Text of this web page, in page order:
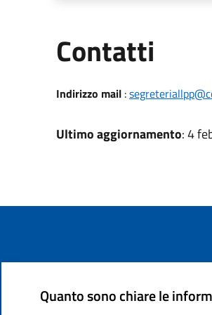
Contatti
Indirizzo mail:
Ultimo aggiornamento: 4
Quanto sono chiare le